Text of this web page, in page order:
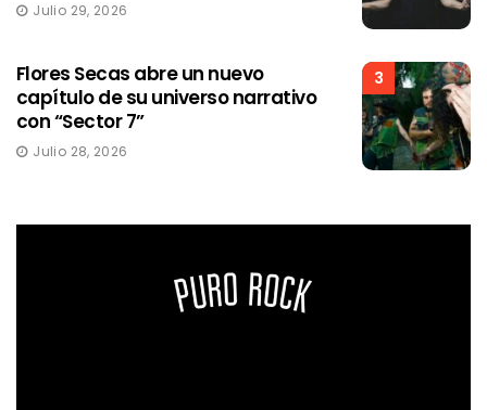
Julio 29, 2026
3
Flores Secas abre un nuevo
capítulo de su universo narrativo
con “Sector 7”
Julio 28, 2026